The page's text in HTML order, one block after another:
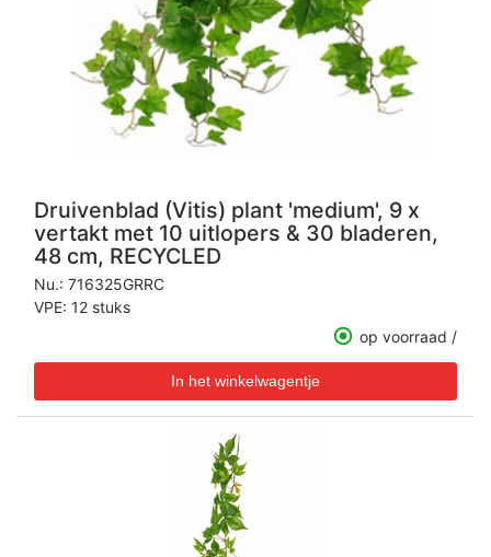
Druivenblad (Vitis) plant 'medium', 9 x
vertakt met 10 uitlopers & 30 bladeren,
48 cm, RECYCLED
Nu.: 716325GRRC
VPE: 12 stuks
op voorraad /